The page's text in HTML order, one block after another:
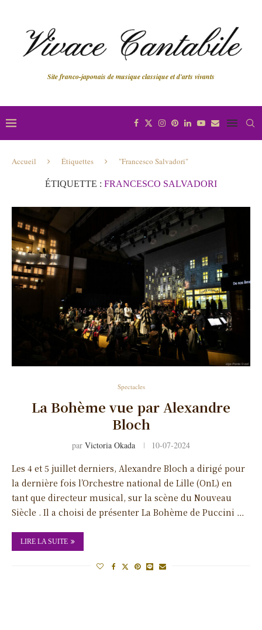
Site franco-japonais de musique classique et d'arts vivants
Accueil Étiquettes "Francesco Salvadori"
ÉTIQUETTE : FRANCESCO SALVADORI
Spectacles
La Bohème vue par Alexandre
Bloch
par Victoria Okada 10-07-2024
Les 4 et 5 juillet derniers, Alexandre Bloch a dirigé pour
la dernière fois l’Orchestre national de Lille (OnL) en
tant que directeur musical, sur la scène du Nouveau
Siècle . Il a choisi de présenter La Bohème de Puccini …
LIRE LA SUITE